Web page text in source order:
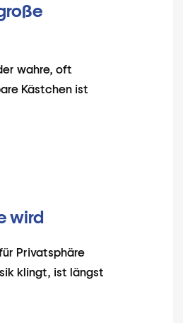
wahre, oft
Kästchen ist
wird
Privatsphäre
klingt, ist längst